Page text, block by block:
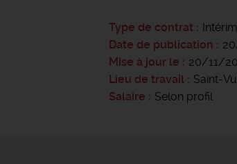
Type de contrat
Intérim
Date de publication
Mise à jour le
20/11/
Lieu de travail
Saint-
Salaire
Selon profil